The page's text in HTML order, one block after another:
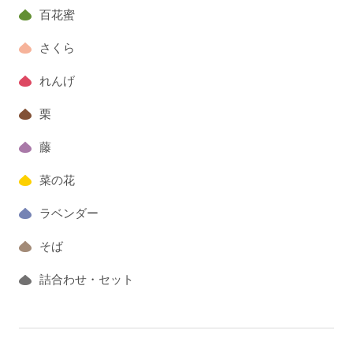
百花蜜
さくら
れんげ
栗
藤
菜の花
ラベンダー
そば
詰合わせ・セット